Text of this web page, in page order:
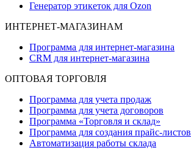
Генератор этикеток для Ozon
ИНТЕРНЕТ-МАГАЗИНАМ
Программа для интернет-магазина
CRM для интернет-магазина
ОПТОВАЯ ТОРГОВЛЯ
Программа для учета продаж
Программа для учета договоров
Программа «Торговля и склад»
Программа для создания прайс‑листов
Автоматизация работы склада